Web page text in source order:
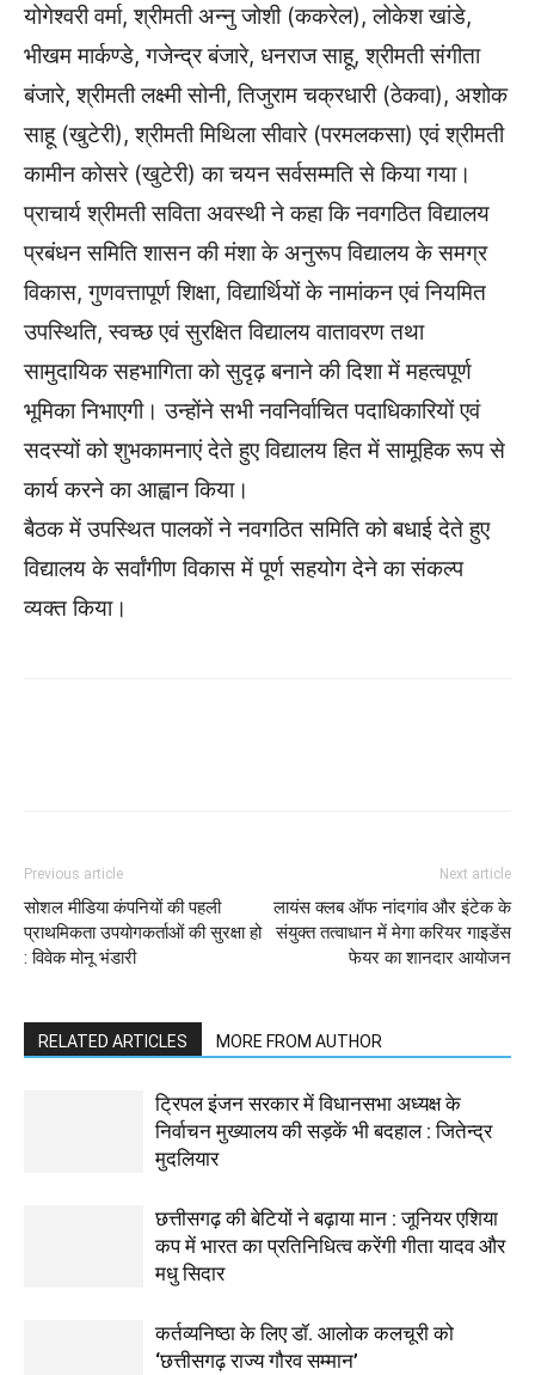
योगेश्वरी वर्मा, श्रीमती अन्नु जोशी (ककरेल), लोकेश खांडे,
भीखम मार्कण्डे, गजेन्द्र बंजारे, धनराज साहू, श्रीमती संगीता
बंजारे, श्रीमती लक्ष्मी सोनी, तिजुराम चक्रधारी (ठेकवा), अशोक
साहू (खुटेरी), श्रीमती मिथिला सीवारे (परमलकसा) एवं श्रीमती
कामीन कोसरे (खुटेरी) का चयन सर्वसम्मति से किया गया।
प्राचार्य श्रीमती सविता अवस्थी ने कहा कि नवगठित विद्यालय
प्रबंधन समिति शासन की मंशा के अनुरूप विद्यालय के समग्र
विकास, गुणवत्तापूर्ण शिक्षा, विद्यार्थियों के नामांकन एवं नियमित
उपस्थिति, स्वच्छ एवं सुरक्षित विद्यालय वातावरण तथा
सामुदायिक सहभागिता को सुदृढ़ बनाने की दिशा में महत्वपूर्ण
भूमिका निभाएगी। उन्होंने सभी नवनिर्वाचित पदाधिकारियों एवं
सदस्यों को शुभकामनाएं देते हुए विद्यालय हित में सामूहिक रूप से
कार्य करने का आह्वान किया।
बैठक में उपस्थित पालकों ने नवगठित समिति को बधाई देते हुए
विद्यालय के सर्वांगीण विकास में पूर्ण सहयोग देने का संकल्प
व्यक्त किया।
Previous article
सोशल मीडिया कंपनियों की पहली
प्राथमिकता उपयोगकर्ताओं की सुरक्षा हो
: विवेक मोनू भंडारी
Next article
लायंस क्लब ऑफ नांदगांव और इंटेक के
संयुक्त तत्वाधान में मेगा करियर गाइडेंस
फेयर का शानदार आयोजन
RELATED ARTICLES MORE FROM AUTHOR
ट्रिपल इंजन सरकार में विधानसभा अध्यक्ष के
निर्वाचन मुख्यालय की सड़कें भी बदहाल : जितेन्द्र
मुदलियार
छत्तीसगढ़ की बेटियों ने बढ़ाया मान : जूनियर एशिया
कप में भारत का प्रतिनिधित्व करेंगी गीता यादव और
मधु सिदार
कर्तव्यनिष्ठा के लिए डॉ. आलोक कलचूरी को
‘छत्तीसगढ़ राज्य गौरव सम्मान’